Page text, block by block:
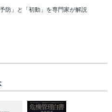
防」と「初動」を専門家が解説